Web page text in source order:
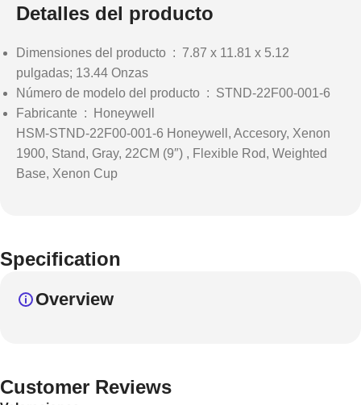
Detalles del producto
Dimensiones del producto ‏ : ‎ 7.87 x 11.81 x 5.12
pulgadas; 13.44 Onzas
Número de modelo del producto ‏ : ‎ STND-22F00-001-6
Fabricante ‏ : ‎
Honeywell
HSM-STND-22F00-001-6 Honeywell, Accesory, Xenon
1900, Stand, Gray, 22CM (9″) , Flexible Rod, Weighted
Base, Xenon Cup
Specification
Overview
Customer Reviews